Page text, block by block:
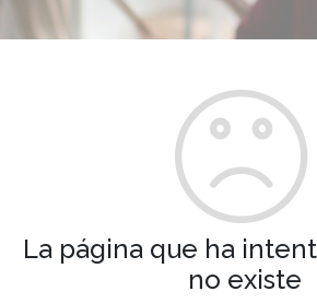
La página que ha
no existe